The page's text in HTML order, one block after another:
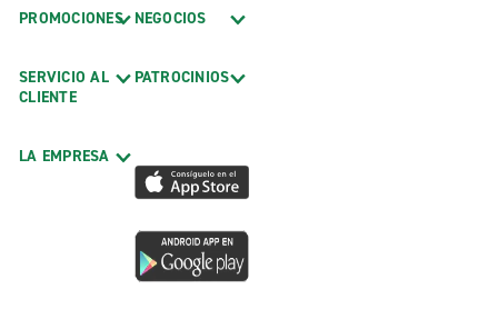
PROMOCIONES
SERVICIO AL
CLIENTE
LA EMPRESA
NEGOCIOS
PATROCINIOS